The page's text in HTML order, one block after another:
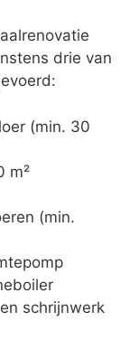
drie van
(min. 30
m²
(min.
schrijnwerk